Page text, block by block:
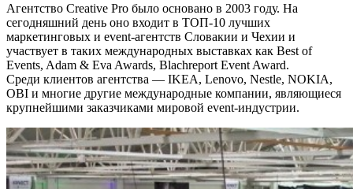
Агентство Creative Pro было основано в 2003 году. На
сегодняшний день оно входит в ТОП-10 лучших
маркетинговых и event-агентств Словакии и Чехии и
участвует в таких международных выставках как Best of
Events, Adam & Eva Awards, Blachreport Event Award.
Среди клиентов агентства — IKEA, Lenovo, Nestle, NOKIA,
OBI и многие другие международные компании, являющиеся
крупнейшими заказчиками мировой event-индустрии.